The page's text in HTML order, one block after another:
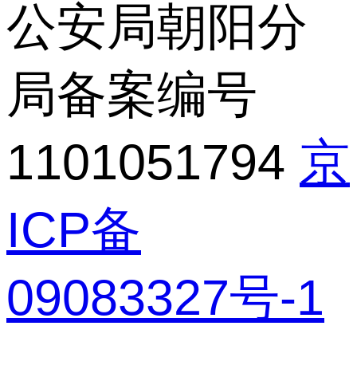
公安局朝阳分
局备案编号
1101051794 京
ICP备
09083327号-1